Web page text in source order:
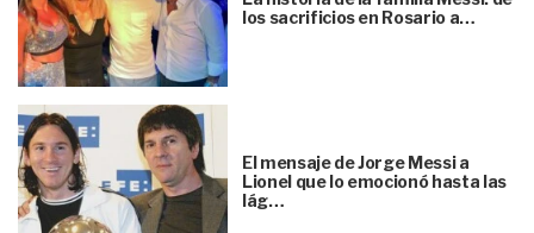
los sacrificios en Rosario a…
El mensaje de Jorge Messi a
Lionel que lo emocionó hasta las
lág…